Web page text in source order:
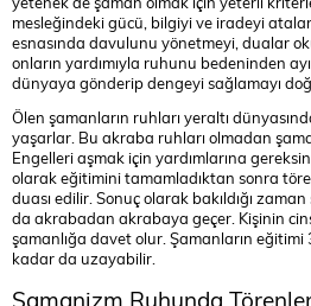
mesleğindeki gücü, bilgiyi ve iradeyi
esnasında davulunu yönetmeyi, dualar
onların yardımıyla ruhunu bedeninden
dünyaya gönderip dengeyi sağlamayı
Ölen şamanların ruhları yeraltı
yaşarlar. Bu akraba ruhları olmadan
Engelleri aşmak için yardımlarına
olarak eğitimini tamamladıktan sonra
duası edilir. Sonuç olarak bakıldığı
da akrabadan akrabaya geçer. Kişinin
şamanlığa davet olur. Şamanların eğitimi
kadar da uzayabilir.
Şamanizm Ruhunda Törenler